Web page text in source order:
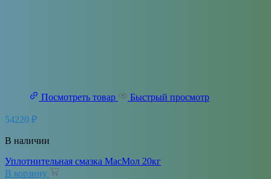
Посмотреть товар Быстрый просмотр
54220 ₽
В наличии
Уплотнительная смазка МасМол 20кг
В корзину